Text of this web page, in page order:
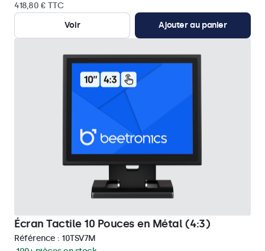
418,80 € TTC
Voir
Ajouter au panier
Écran Tactile 10 Pouces en Métal (4:3)
Référence : 10TSV7M